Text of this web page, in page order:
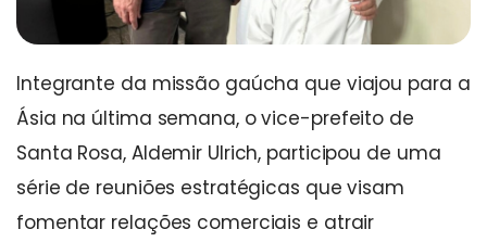
Integrante da missão gaúcha que viajou para a
Ásia na última semana, o vice-prefeito de
Santa Rosa, Aldemir Ulrich, participou de uma
série de reuniões estratégicas que visam
fomentar relações comerciais e atrair